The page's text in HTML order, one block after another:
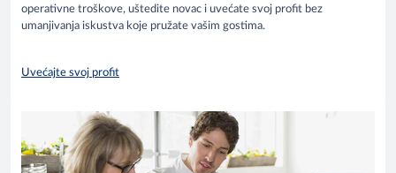
operativne troškove, uštedite novac i uvećate svoj profit bez
umanjivanja iskustva koje pružate vašim gostima.
Uvećajte svoj profit